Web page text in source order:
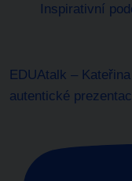
Inspirativní
EDUAtalk –
autentické